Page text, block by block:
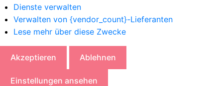
Dienste verwalten
Verwalten von {vendor_count}-Lieferanten
Lese mehr über diese Zwecke
Akzeptieren Ablehnen
Einstellungen ansehen